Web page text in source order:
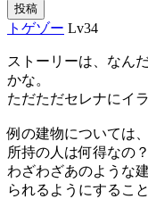
投稿
トゲゾー Lv34
ストーリーは、なん
かな。
ただただセレナにイ
例の建物については
所持の人は何得なの
わざわざあのような
られるようにするこ